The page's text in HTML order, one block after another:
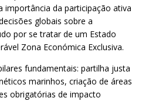
importância da participação ativa
globais sobre a
por se tratar de um Estado
Zona Económica Exclusiva.
fundamentais: partilha justa
marinhos, criação de áreas
obrigatórias de impacto